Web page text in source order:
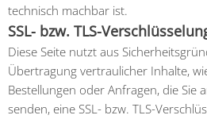
technisch machbar ist.
SSL- bzw. TLS-
Diese Seite nutzt aus
Übertragung vertraulicher Inhalte,
Bestellungen oder Anfragen, die Sie
senden, eine SSL- bzw. TLS-